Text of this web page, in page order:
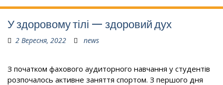
У здоровому тілі — здоровий дух
2 Вересня, 2022 news
З початком фахового аудиторного навчання у студентів
розпочалось активне заняття спортом. З першого дня